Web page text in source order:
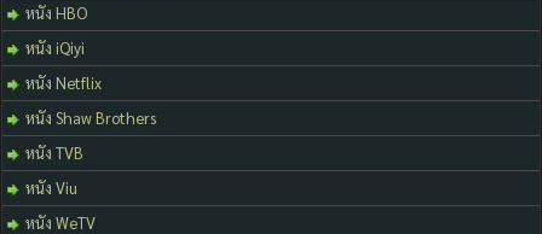
หนัง HBO
หนัง iQiyi
หนัง Netflix
หนัง Shaw Brothers
หนัง TVB
หนัง Viu
หนัง WeTV